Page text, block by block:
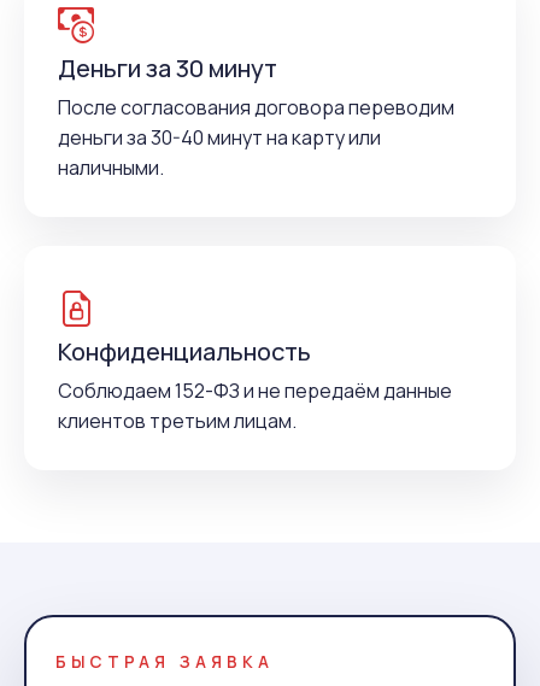
Деньги за 30 минут
После согласования договора переводим
деньги за 30-40 минут на карту или
наличными.
Конфиденциальность
Соблюдаем 152-ФЗ и не передаём данные
клиентов третьим лицам.
БЫСТРАЯ ЗАЯВКА